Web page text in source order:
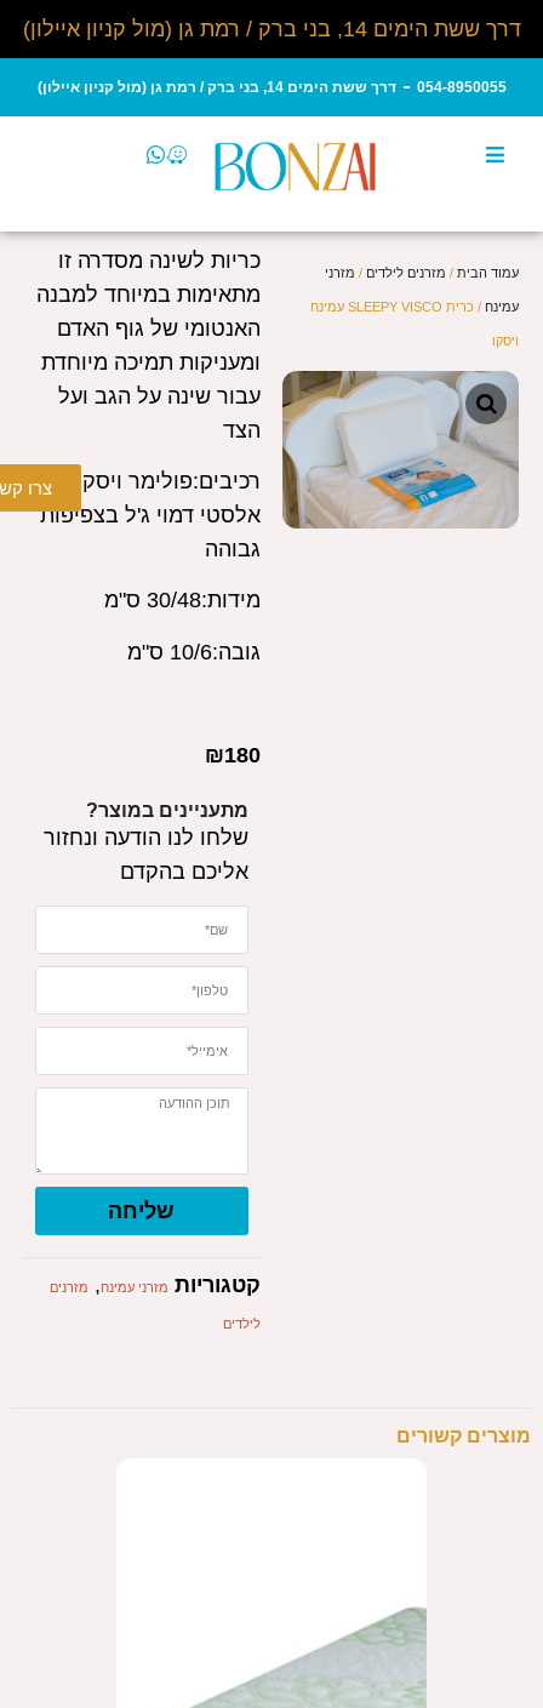
דרך ששת הימים 14, בני ברק / רמת גן (מול קניון איילון)
054-8950055 דרך ששת הימים 14, בני ברק / רמת גן (מול קניון איילון)
עמוד הבית / מזרנים לילדים / מזרני
עמינח / כרית SLEEPY VISCO עמינח
ויסקו
כריות לשינה מסדרה זו
מתאימות במיוחד למבנה
האנטומי של גוף האדם
ומעניקות תמיכה מיוחדת
עבור שינה על הגב ועל
הצד
רכיבים:פולימר ויסקו
אלסטי דמוי ג'ל בצפיפות
גבוהה
מידות:30/48 ס"מ
גובה:10/6 ס"מ
₪180
מתעניינים במוצר?
שלחו לנו הודעה ונחזור
אליכם בהקדם
שליחה
קטגוריות מזרני עמינח, מזרנים
לילדים
מוצרים קשורים
צרו